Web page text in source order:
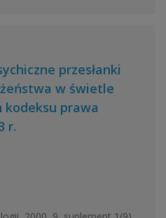
przesłanki
w świetle
prawa
r.